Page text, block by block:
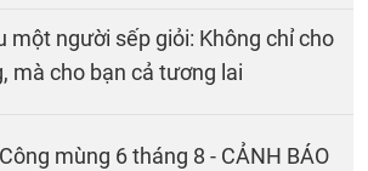
một người sếp giỏi: Không chỉ cho
mà cho bạn cả tương lai
mùng 6 tháng 8 - CẢNH BÁO